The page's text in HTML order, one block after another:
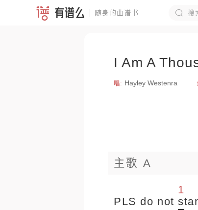
 随身的曲谱书 
李健
刻在
I Am A
唱: Hayley Westenra
主歌 A
PLS do not
1
s